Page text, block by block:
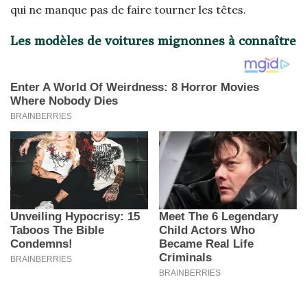
qui ne manque pas de faire tourner les têtes.
Les modèles de voitures mignonnes à connaître